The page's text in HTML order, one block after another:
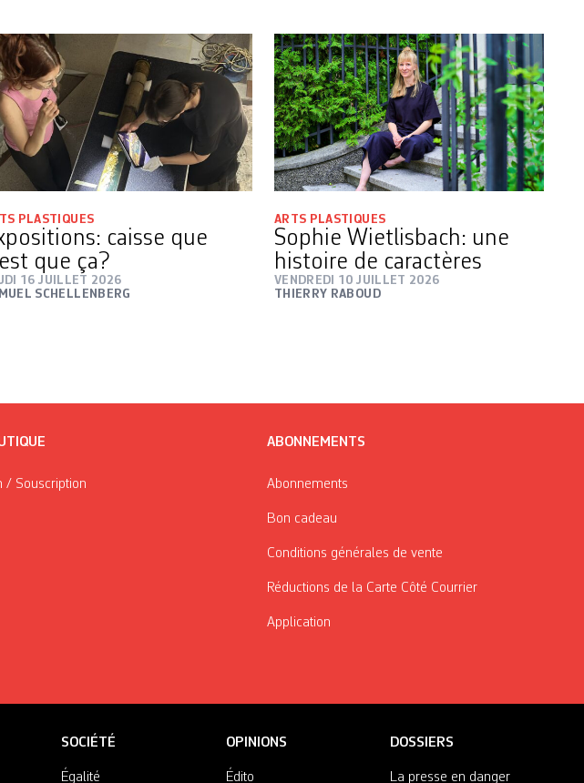
PLASTIQUES
caisse que
que ça?
16 JUILLET 2026
SCHELLENBERG
ARTS PLASTIQUES
Sophie Wietlisbach: une
histoire de caractères
VENDREDI 10 JUILLET 2026
THIERRY RABOUD
/ Souscription
ABONNEMENTS
Abonnements
Bon cadeau
Conditions générales de vente
Réductions de la Carte Côté Courrier
Application
SOCIÉTÉ
Égalité
OPINIONS
Édito
DOSSIERS
La presse en danger